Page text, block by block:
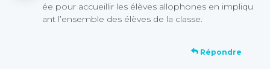
ée pour accueillir les élèves allophones en impliqu
ant l’ensemble des élèves de la classe.
Répondre